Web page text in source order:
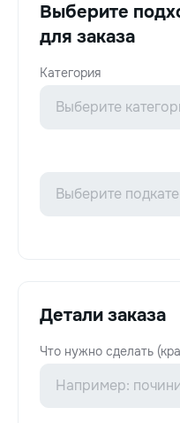
Выберите
для заказа
Категория
Детали заказа
Что нужно сделать